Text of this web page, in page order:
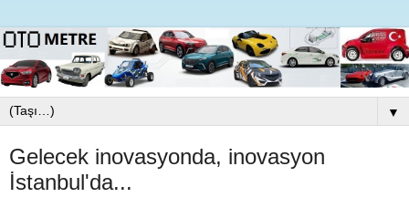
▼
Gelecek inovasyonda, inovasyon
İstanbul'da...